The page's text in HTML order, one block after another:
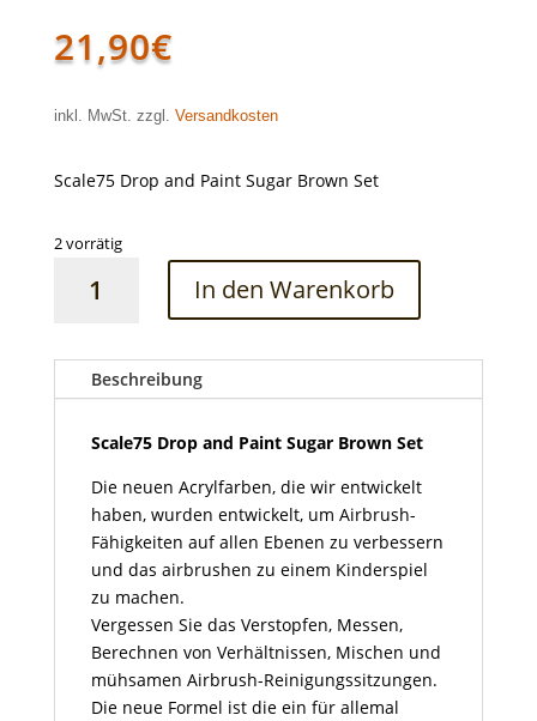
21,90€
inkl. MwSt. zzgl. Versandkosten
Scale75 Drop and Paint Sugar Brown Set
2 vorrätig
Sugar
Brown
In den Warenkorb
Beschreibung
Scale75 Drop and Paint Sugar Brown Set
Die neuen Acrylfarben, die wir entwickelt
haben, wurden entwickelt, um Airbrush-
Fähigkeiten auf allen Ebenen zu verbessern
und das airbrushen zu einem Kinderspiel
zu machen.
Vergessen Sie das Verstopfen, Messen,
Berechnen von Verhältnissen, Mischen und
mühsamen Airbrush-Reinigungssitzungen.
Die neue Formel ist die ein für allemal